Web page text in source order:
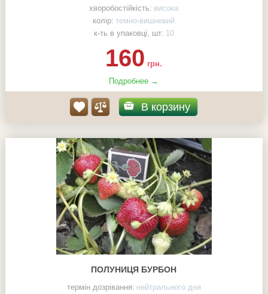
хворобостійкість: висока
колір: темно-вишневий
к-ть в упаковці, шт: 10
160 грн.
Подробнее →
В корзину
ПОЛУНИЦЯ БУРБОН
термін дозрівання: нейтрального дня